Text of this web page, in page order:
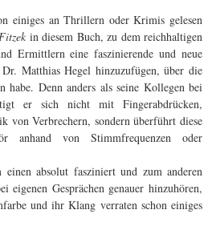
einiges an Thrillern oder Krimis gelesen
in diesem Buch, zu dem reichhaltigen
Ermittlern eine faszinierende und neue
Matthias Hegel hinzuzufügen, über die
habe. Denn anders als seine Kollegen bei
er sich nicht mit Fingerabdrücken,
von Verbrechern, sondern überführt diese
anhand von Stimmfrequenzen oder
einen absolut fasziniert und zum anderen
eigenen Gesprächen genauer hinzuhören,
und ihr Klang verraten schon einiges